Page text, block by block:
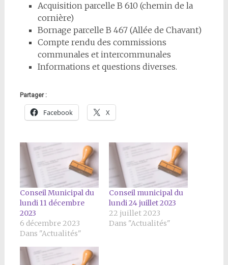
Acquisition parcelle B 610 (chemin de la
cornière)
Bornage parcelle B 467 (Allée de Chavant)
Compte rendu des commissions
communales et intercommunales
Informations et questions diverses.
Partager :
Facebook X
Conseil Municipal du
lundi 11 décembre
2023
6 décembre 2023
Dans "Actualités"
Conseil municipal du
lundi 24 juillet 2023
22 juillet 2023
Dans "Actualités"